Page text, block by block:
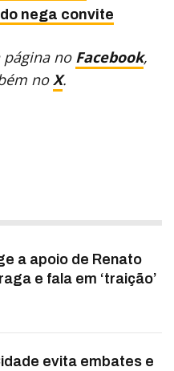
nega convite
página no Facebook,
noX.
a apoio de Renato
e fala em ‘traição’
evita embates e